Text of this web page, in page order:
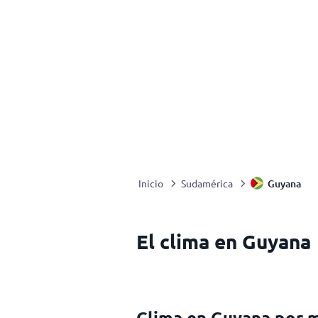
Inicio Sudamérica Guyana
El clima en Guyana